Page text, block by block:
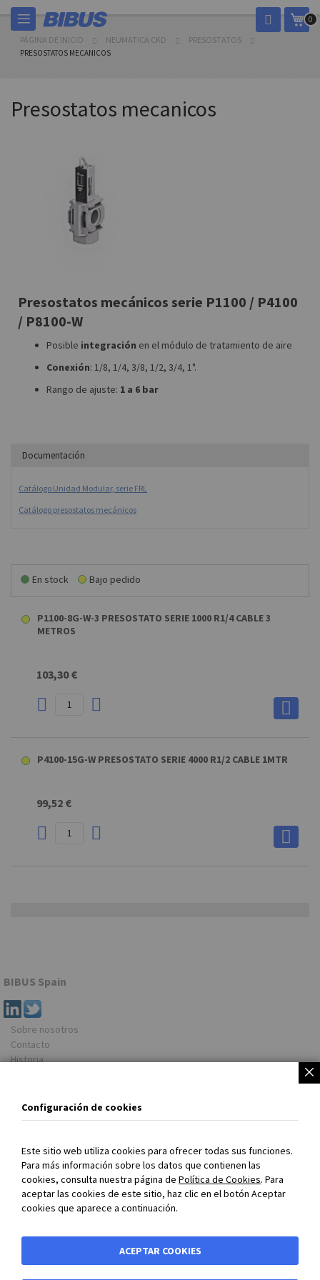
Ir
contenido
Mi
0
PÁGINA DE INICIO NEUMATICA CKD PRESOSTATOS
PRESOSTATOS MECANICOS
Presostatos mecanicos
Presostatos mecánicos serie P1100 / P4100
/ P8100-W
Posible integración en el módulo de tratamiento de aire
Conexión: 1/8, 1/4, 3/8, 1/2, 3/4, 1".
Rango de ajuste: 1 a 6 bar
Documentación
Catálogo Unidad Modular, serie FRL
Catálogo presostatos mecánicos
En stock Bajo pedido
P1100-8G-W-3 PRESOSTATO SERIE 1000 R1/4 CABLE 3
METROS
103,30 €
P4100-15G-W PRESOSTATO SERIE 4000 R1/2 CABLE 1MTR
99,52 €
BIBUS Spain
Sobre nosotros
Contacto
Historia
Dirección
Rua do Arroncal, Vial C – Nave 4A
Parque Empresarial Porto do Molle
36350 NIGRAN (Pontevedra)
España
www.bibus.es
Configuración de cookies
Este sitio web utiliza cookies para ofrecer todas sus funciones.
Para más información sobre los datos que contienen las
cookies, consulta nuestra página de Política de Cookies. Para
aceptar las cookies de este sitio, haz clic en el botón Aceptar
cookies que aparece a continuación.
ACEPTAR COOKIES